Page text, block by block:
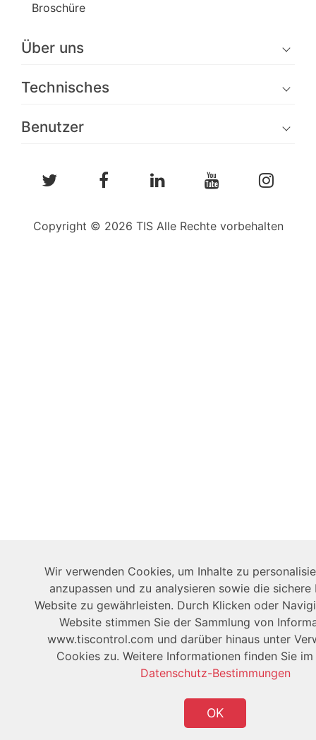
Broschüre
Über uns
Technisches
Benutzer
Copyright © 2026 TIS Alle Rechte vorbehalten
Wir verwenden Cookies, um Inhalte zu
anzupassen und zu analysieren sowie die
Website zu gewährleisten. Durch Klicken oder
Website stimmen Sie der Sammlung von
www.tiscontrol.com und darüber hinaus unter
Cookies zu. Weitere Informationen finden Sie
Datenschutz-Bestimmungen
OK